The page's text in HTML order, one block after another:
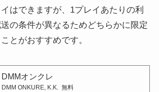
はできますが、1プレイあたりの利
の条件が異なるためどちらかに限定
とがおすすめです。
DMMオンクレ
DMM ONKURE, K.K. 無料